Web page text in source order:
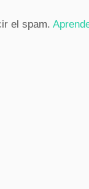
el spam.